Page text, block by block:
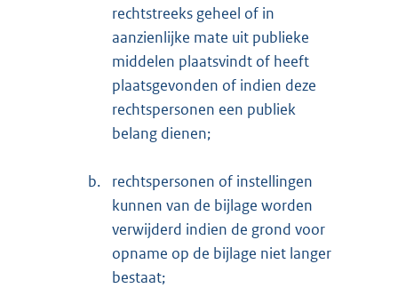
rechtstreeks geheel of in
aanzienlijke mate uit publieke
middelen plaatsvindt of heeft
plaatsgevonden of indien deze
rechtspersonen een publiek
belang dienen;
b.
rechtspersonen of instellingen
kunnen van de bijlage worden
verwijderd indien de grond voor
opname op de bijlage niet langer
bestaat;